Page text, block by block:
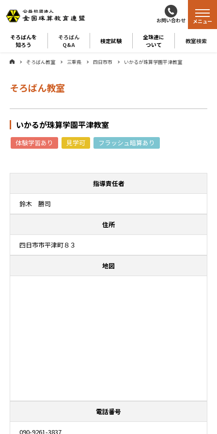
お問い合わせ
そろばんを
知ろう
そろばん
Q&A
検定試験
全珠連に
ついて
教室検索
メニュー
そろばん教室 三重県 四日市市 いかるが珠算学園平津教室
そろばん教室
いかるが珠算学園平津教室
体験学習あり 見学可 フラッシュ暗算あり
指導責任者
鈴木 勝司
住所
四日市市平津町８３
地図
電話番号
090-9261-3837